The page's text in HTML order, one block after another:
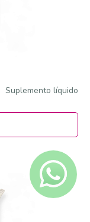
Suplemento líquido